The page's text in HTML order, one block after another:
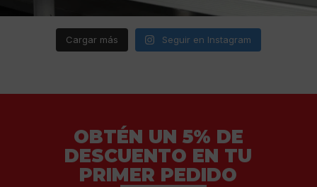
Cargar más Seguir en Instagram
OBTÉN UN 5% DE
DESCUENTO EN TU
PRIMER PEDIDO